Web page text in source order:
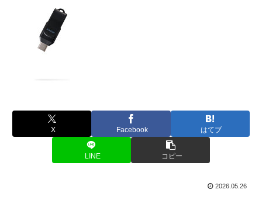
X Facebook はてブ
LINE コピー
2026.05.26